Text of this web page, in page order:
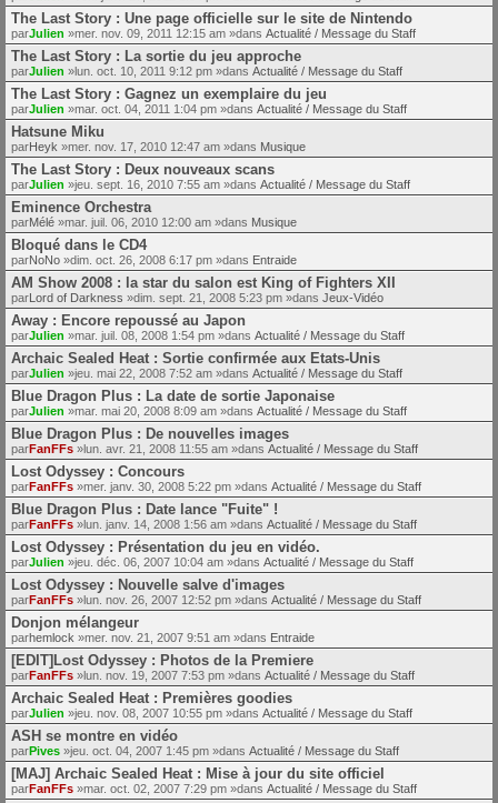
The Last Story : Une page officielle sur le site de Nintendo
parJulien »mer. nov. 09, 2011 12:15 am »dans Actualité / Message du Staff
The Last Story : La sortie du jeu approche
parJulien »lun. oct. 10, 2011 9:12 pm »dans Actualité / Message du Staff
The Last Story : Gagnez un exemplaire du jeu
parJulien »mar. oct. 04, 2011 1:04 pm »dans Actualité / Message du Staff
Hatsune Miku
parHeyk »mer. nov. 17, 2010 12:47 am »dans Musique
The Last Story : Deux nouveaux scans
parJulien »jeu. sept. 16, 2010 7:55 am »dans Actualité / Message du Staff
Eminence Orchestra
parMélé »mar. juil. 06, 2010 12:00 am »dans Musique
Bloqué dans le CD4
parNoNo »dim. oct. 26, 2008 6:17 pm »dans Entraide
AM Show 2008 : la star du salon est King of Fighters XII
parLord of Darkness »dim. sept. 21, 2008 5:23 pm »dans Jeux-Vidéo
Away : Encore repoussé au Japon
parJulien »mar. juil. 08, 2008 1:54 pm »dans Actualité / Message du Staff
Archaic Sealed Heat : Sortie confirmée aux Etats-Unis
parJulien »jeu. mai 22, 2008 7:52 am »dans Actualité / Message du Staff
Blue Dragon Plus : La date de sortie Japonaise
parJulien »mar. mai 20, 2008 8:09 am »dans Actualité / Message du Staff
Blue Dragon Plus : De nouvelles images
parFanFFs »lun. avr. 21, 2008 11:55 am »dans Actualité / Message du Staff
Lost Odyssey : Concours
parFanFFs »mer. janv. 30, 2008 5:22 pm »dans Actualité / Message du Staff
Blue Dragon Plus : Date lance "Fuite" !
parFanFFs »lun. janv. 14, 2008 1:56 am »dans Actualité / Message du Staff
Lost Odyssey : Présentation du jeu en vidéo.
parJulien »jeu. déc. 06, 2007 10:04 am »dans Actualité / Message du Staff
Lost Odyssey : Nouvelle salve d'images
parFanFFs »lun. nov. 26, 2007 12:52 pm »dans Actualité / Message du Staff
Donjon mélangeur
parhemlock »mer. nov. 21, 2007 9:51 am »dans Entraide
[EDIT]Lost Odyssey : Photos de la Premiere
parFanFFs »lun. nov. 19, 2007 7:53 pm »dans Actualité / Message du Staff
Archaic Sealed Heat : Premières goodies
parJulien »jeu. nov. 08, 2007 10:55 pm »dans Actualité / Message du Staff
ASH se montre en vidéo
parPives »jeu. oct. 04, 2007 1:45 pm »dans Actualité / Message du Staff
[MAJ] Archaic Sealed Heat : Mise à jour du site officiel
parFanFFs »mar. oct. 02, 2007 7:29 pm »dans Actualité / Message du Staff